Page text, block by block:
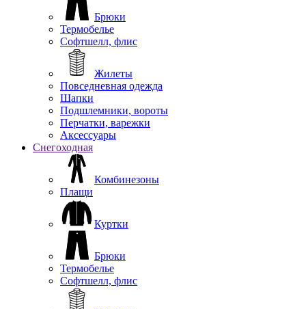
Брюки
Термобелье
Софтшелл, флис
Жилеты
Повседневная одежда
Шапки
Подшлемники, вороты
Перчатки, варежки
Аксессуары
Снегоходная
Комбинезоны
Плащи
Куртки
Брюки
Термобелье
Софтшелл, флис